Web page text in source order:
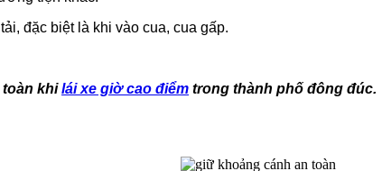
đặc biệt là khi vào cua, cua gấp.
toàn khilái xe giờ cao điểm trong thành phố đông đúc.